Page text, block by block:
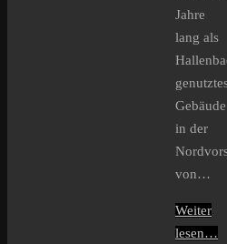
Jahre
lang als
Gebäude
in der
von…
Weiter
lesen…